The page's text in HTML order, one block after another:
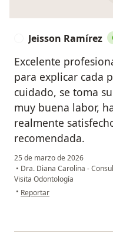
Jeisson Ramírez
Excelente
para explicar cada
cuidado, se toma
muy buena labor,
realmente
recomendada.
25 de marzo de 2026
• Dra. Diana Carolina -
Visita Odontología
• en opinión del usuario
Reportar